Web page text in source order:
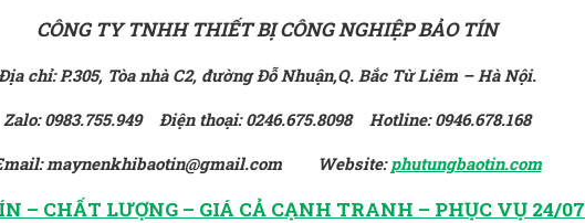
CÔNG TY TNHH THIẾT BỊ CÔNG NGHIỆP BẢO TÍN
chỉ: P.305, Tòa nhà C2, đường Đỗ Nhuận,Q. Bắc Từ Liêm – Hà Nội.
Zalo: 0983.755.949 Điện thoại: 0246.675.8098 Hotline: 0946.678.168
maynenkhibaotin@gmail.com Website:phutungbaotin.com
– CHẤT LƯỢNG – GIÁ CẢ CẠNH TRANH – PHỤC VỤ 24/07